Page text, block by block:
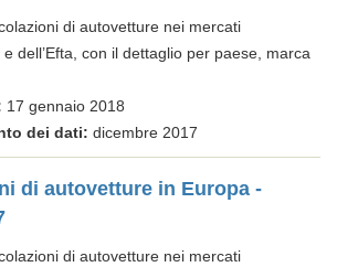
di autovetture nei mercati
e dell’Efta, con il dettaglio per paese, marca
17 gennaio 2018
dei dati: dicembre 2017
di autovetture in Europa -
di autovetture nei mercati